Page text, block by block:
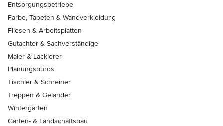
Entsorgungsbetriebe
Farbe, Tapeten & Wandverkleidung
Fliesen & Arbeitsplatten
Gutachter & Sachverständige
Maler & Lackierer
Planungsbüros
Tischler & Schreiner
Treppen & Geländer
Wintergärten
Garten- & Landschaftsbau